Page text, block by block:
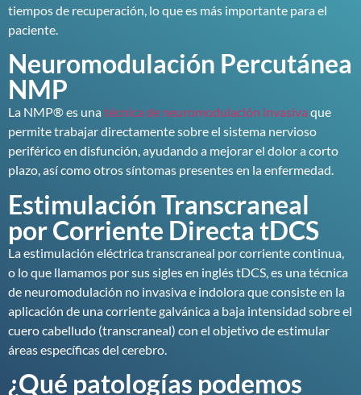
tiempos de recuperación, lo que es más importante para el
paciente.
Neuromodulación Percutánea
NMP
La NMP® es unatécnica de neuromodulación invasiva que
permite trabajar directamente sobre el sistema nervioso
periférico en disfunción, ayudando a mejorar el dolor a corto
plazo, así como otros síntomas presentes en la enfermedad.
Estimulación Transcraneal
por Corriente Directa tDCS
La estimulación eléctrica transcraneal por corriente continua,
o lo que llamamos por sus sigles en inglés tDCS, es una técnica
de neuromodulación no invasiva e indolora que consiste en la
aplicación de una corriente galvánica a baja intensidad sobre el
cuero cabelludo (transcraneal) con el objetivo de estimular
áreas específicas del cerebro.
¿Qué patologías podemos